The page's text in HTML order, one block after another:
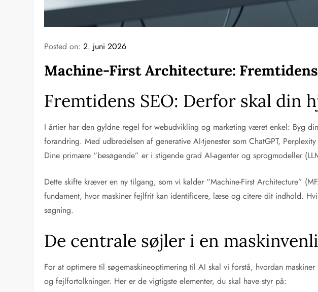
Posted on:2. juni 2026
Machine-First Architecture:
Fremtidens SEO: Derfor skal din
I årtier har den gyldne regel for webudvikling og marketing været enkel: Byg
forandring. Med udbredelsen af generative AI-tjenester som ChatGPT,
Dine primære “besøgende” er i stigende grad AI-agenter og sprogmodeller
Dette skifte kræver en ny tilgang, som vi kalder “Machine-First Architecture”
fundament, hvor maskiner fejlfrit kan identificere, læse og citere dit indhold.
søgning.
De centrale søjler i en
For at optimere til søgemaskineoptimering til AI skal vi forstå, hvordan
og fejlfortolkninger. Her er de vigtigste elementer, du skal have styr på: